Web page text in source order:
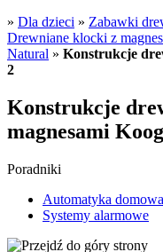
» Dla dzieci » Zabawki
Drewniane klocki z
Natural » Konstrukcje
2
Konstrukcje
magnesami
Poradniki
Automatyka domowa
Systemy alarmowe